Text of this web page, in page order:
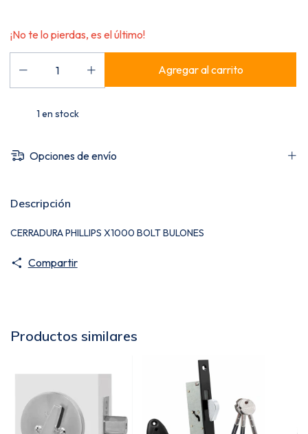
¡No te lo pierdas, es el último!
1 en stock
Opciones de envío
Descripción
CERRADURA PHILLIPS X1000 BOLT BULONES
Compartir
Productos similares